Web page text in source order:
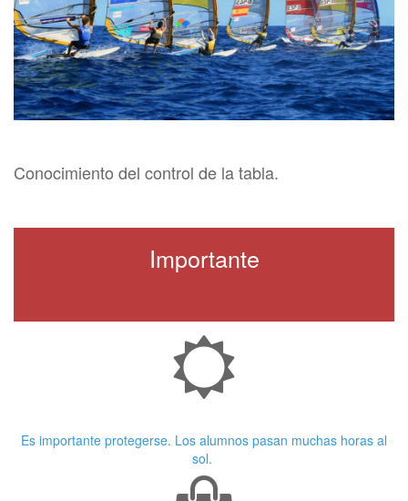
Conocimiento del control de la tabla.
Importante
Es importante protegerse. Los alumnos pasan muchas horas al
sol.